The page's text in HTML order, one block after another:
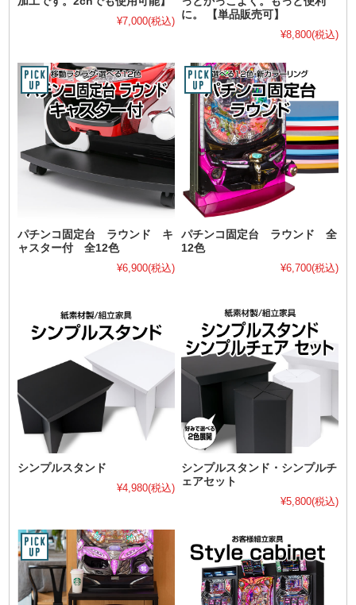
¥7,000(税込)
に。 【単品販売可】
¥8,800(税込)
パチンコ固定台 ラウンド キ
ャスター付 全12色
¥6,900(税込)
パチンコ固定台 ラウンド 全
12色
¥6,700(税込)
シンプルスタンド
¥4,980(税込)
シンプルスタンド・シンプルチ
ェアセット
¥5,800(税込)